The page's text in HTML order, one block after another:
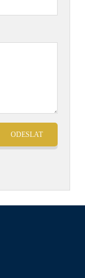
ODESLAT